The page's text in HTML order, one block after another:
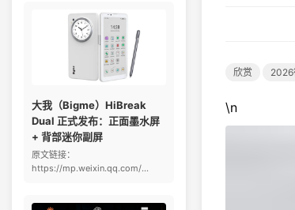
大我（Bigme）HiBreak
Dual 正式发布：正面墨水屏
+ 背部迷你副屏
原文链接：
https://mp.weixin.qq.com/...
欣赏 2026
\n